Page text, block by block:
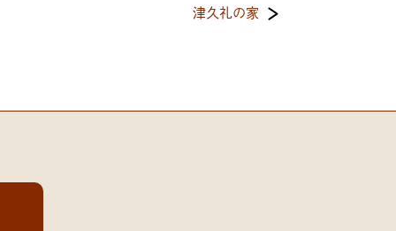
津久礼の家